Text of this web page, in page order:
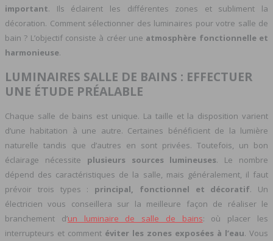
important. Ils éclairent les différentes zones et subliment la
décoration. Comment sélectionner des luminaires pour votre salle de
bain ? L’objectif consiste à créer une atmosphère fonctionnelle et
harmonieuse.
LUMINAIRES SALLE DE BAINS : EFFECTUER
UNE ÉTUDE PRÉALABLE
Chaque salle de bains est unique. La taille et la disposition varient
d’une habitation à une autre. Certaines bénéficient de la lumière
naturelle tandis que d’autres en sont privées. Toutefois, un bon
éclairage nécessite plusieurs sources lumineuses. Le nombre
dépend des caractéristiques de la salle, mais généralement, il faut
prévoir trois types : principal, fonctionnel et décoratif. Un
électricien vous conseillera sur la meilleure façon de réaliser le
branchement d’un luminaire de salle de bains: où placer les
interrupteurs et comment éviter les zones exposées à l’eau. Vous